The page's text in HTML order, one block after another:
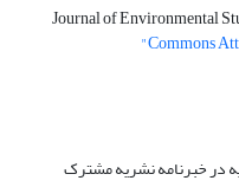
Journal of Environmental
Commons
در خبرنامه نشریه مشترک